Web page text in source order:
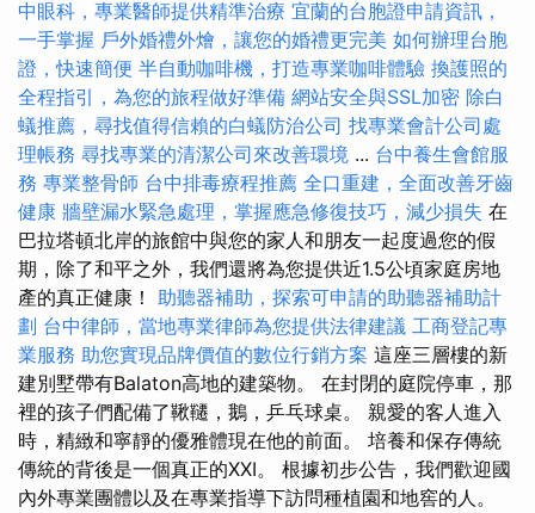
中眼科，專業醫師提供精準治療 宜蘭的台胞證申請資訊，
一手掌握 戶外婚禮外燴，讓您的婚禮更完美 如何辦理台胞
證，快速簡便 半自動咖啡機，打造專業咖啡體驗 換護照的
全程指引，為您的旅程做好準備 網站安全與SSL加密 除白
蟻推薦，尋找值得信賴的白蟻防治公司 找專業會計公司處
理帳務 尋找專業的清潔公司來改善環境 ... 台中養生會館服
務 專業整骨師 台中排毒療程推薦 全口重建，全面改善牙齒
健康 牆壁漏水緊急處理，掌握應急修復技巧，減少損失 在
巴拉塔頓北岸的旅館中與您的家人和朋友一起度過您的假
期，除了和平之外，我們還將為您提供近1.5公頃家庭房地
產的真正健康！ 助聽器補助，探索可申請的助聽器補助計
劃 台中律師，當地專業律師為您提供法律建議 工商登記專
業服務 助您實現品牌價值的數位行銷方案 這座三層樓的新
建別墅帶有Balaton高地的建築物。 在封閉的庭院停車，那
裡的孩子們配備了鞦韆，鵝，乒乓球桌。 親愛的客人進入
時，精緻和寧靜的優雅體現在他的前面。 培養和保存傳統
傳統的背後是一個真正的XXI。 根據初步公告，我們歡迎國
內外專業團體以及在專業指導下訪問種植園和地窖的人。